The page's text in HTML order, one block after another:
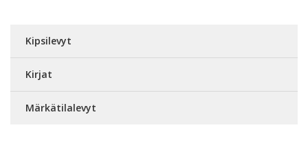
Kipsilevyt
Kirjat
Märkätilalevyt